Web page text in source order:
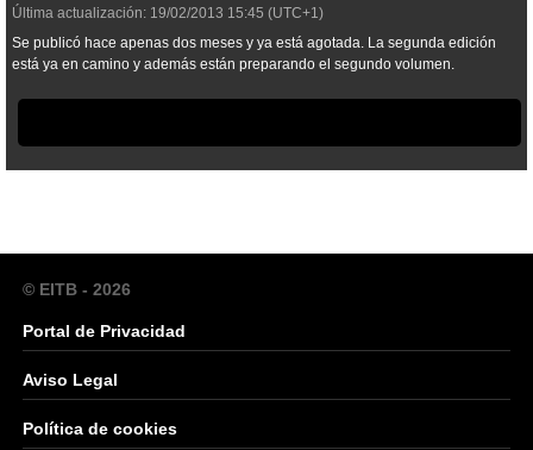
Última actualización: 19/02/2013 15:45 (UTC+1)
Se publicó hace apenas dos meses y ya está agotada. La segunda edición
está ya en camino y además están preparando el segundo volumen.
© EITB - 2026
Portal de Privacidad
Aviso Legal
Política de cookies